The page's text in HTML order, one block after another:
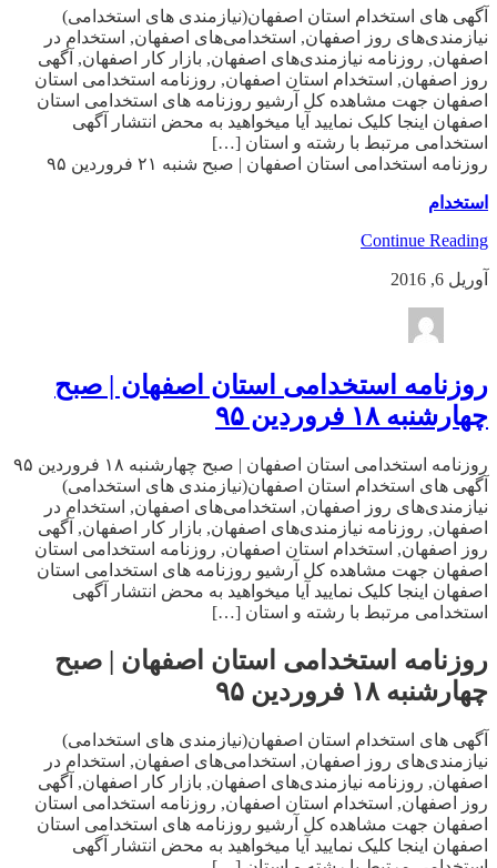
آگهی های استخدام استان اصفهان(نیازمندی های استخدامی)
نیازمندی‌های روز اصفهان, استخدامی‌های اصفهان, استخدام در
اصفهان, روزنامه نیازمندی‌های اصفهان, بازار کار اصفهان, آگهی
روز اصفهان, استخدام استان اصفهان, روزنامه استخدامی استان
اصفهان جهت مشاهده کل آرشیو روزنامه های استخدامی استان
اصفهان اینجا کلیک نمایید آیا میخواهید به محض انتشار آگهی
استخدامی مرتبط با رشته و استان […]
روزنامه استخدامی استان اصفهان | صبح شنبه ۲۱ فروردین ۹۵
استخدام
Continue Reading
آوریل 6, 2016
روزنامه استخدامی استان اصفهان | صبح
چهارشنبه ۱۸ فروردین ۹۵
روزنامه استخدامی استان اصفهان | صبح چهارشنبه ۱۸ فروردین ۹۵
آگهی های استخدام استان اصفهان(نیازمندی های استخدامی)
نیازمندی‌های روز اصفهان, استخدامی‌های اصفهان, استخدام در
اصفهان, روزنامه نیازمندی‌های اصفهان, بازار کار اصفهان, آگهی
روز اصفهان, استخدام استان اصفهان, روزنامه استخدامی استان
اصفهان جهت مشاهده کل آرشیو روزنامه های استخدامی استان
اصفهان اینجا کلیک نمایید آیا میخواهید به محض انتشار آگهی
استخدامی مرتبط با رشته و استان […]
روزنامه استخدامی استان اصفهان | صبح
چهارشنبه ۱۸ فروردین ۹۵
آگهی های استخدام استان اصفهان(نیازمندی های استخدامی)
نیازمندی‌های روز اصفهان, استخدامی‌های اصفهان, استخدام در
اصفهان, روزنامه نیازمندی‌های اصفهان, بازار کار اصفهان, آگهی
روز اصفهان, استخدام استان اصفهان, روزنامه استخدامی استان
اصفهان جهت مشاهده کل آرشیو روزنامه های استخدامی استان
اصفهان اینجا کلیک نمایید آیا میخواهید به محض انتشار آگهی